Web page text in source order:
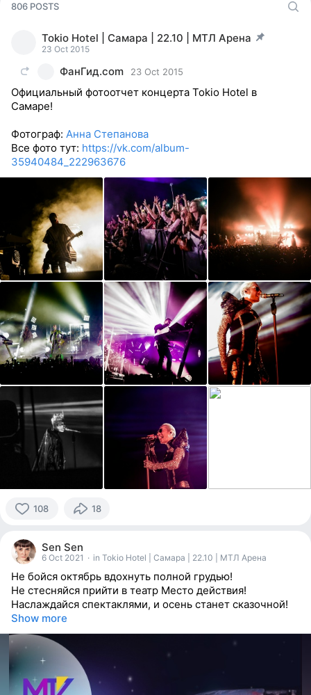
806 POSTS
Tokio Hotel | Самара | 22.10 | МТЛ Арена
post pinned
23 Oct 2015
ФанГид.com 23 Oct 2015
Официальный фотоотчет концерта Tokio Hotel в
Самаре!
Фотограф: Анна Степанова
Все фото тут: https://vk.com/album-
35940484_222963676
108
people
reacted
18
Sen Sen
6 Oct 2021 · in Tokio Hotel | Самара | 22.10 | МТЛ Арена
Не бойся октябрь вдохнуть полной грудью!
Не стесняйся прийти в театр Место действия!
Наслаждайся спектаклями, и осень станет сказочной!
Show more